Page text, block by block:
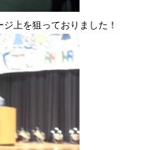
上を狙っておりました！